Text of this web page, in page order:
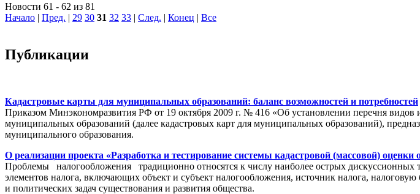
Новости 61 - 62 из 81
Начало | Пред. | 29 30 31 32 33 | След. | Конец | Все
Публикации
Кадастровые карты для муниципальных образований: баланс возможностей и потребностей
Приказом Минэкономразвития РФ от 19 октября 2009 г. № 416 «Об установлении перечня видов
муниципальных образований (далее кадастровых карт для муниципальных образований),
муниципального образования.
О реализации проекта «Разработка и тестирование системы кадастровой (массовой) оценки
Проблемы налогообложения традиционно относятся к числу наиболее острых дискуссионных
элементов налога, включающих объект и субъект налогообложения, источник налога,
и политических задач существования и развития общества.